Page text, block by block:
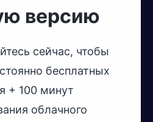
версию
сейчас, чтобы
бесплатных
+ 100 минут
облачного